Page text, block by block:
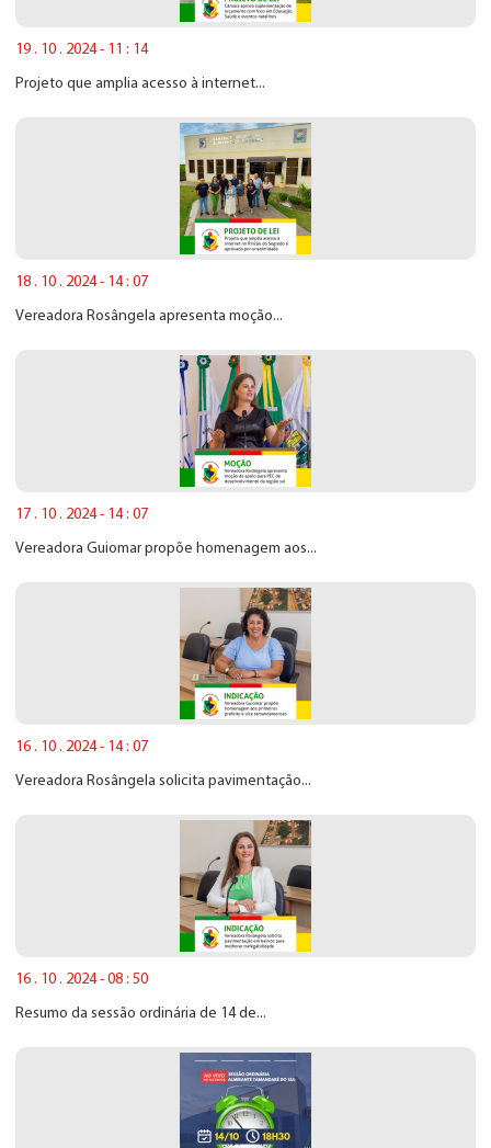
19 . 10 . 2024 - 11 : 14
Projeto que amplia acesso à internet...
18 . 10 . 2024 - 14 : 07
Vereadora Rosângela apresenta moção...
17 . 10 . 2024 - 14 : 07
Vereadora Guiomar propõe homenagem aos...
16 . 10 . 2024 - 14 : 07
Vereadora Rosângela solicita pavimentação...
16 . 10 . 2024 - 08 : 50
Resumo da sessão ordinária de 14 de...